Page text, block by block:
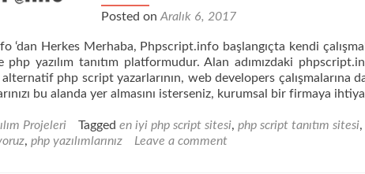
Posted on Aralık 6, 2017
‘dan Herkes Merhaba, Phpscript.info başlangıçta kendi
yazılım tanıtım platformudur. Alan adımızdaki
alternatif php script yazarlarının, web developers çalışmalarına
bu alanda yer almasını isterseniz, kurumsal bir firmaya
Projeleri Tagged en iyi php script sitesi, php script tanıtım sitesi,
, php yazılımlarınız Leave a comment